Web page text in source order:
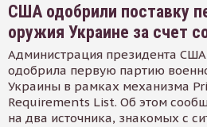
США одобрили поставку
оружия Украине за счет
Администрация президента
одобрила первую партию
Украины в рамках механизма
Requirements List. Об этом
на два источника, знакомых с